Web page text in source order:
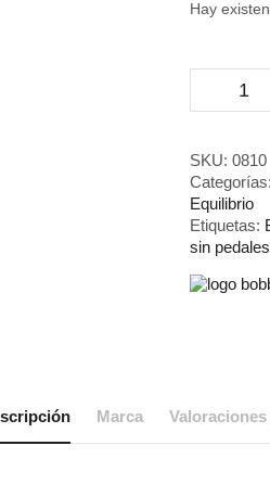
Hay
equilibrio
Moonbug
Roja
cantidad
SKU:0810
Categorías:
Equilibrio
Etiquetas:
sin pedales
Marca Valoraciones